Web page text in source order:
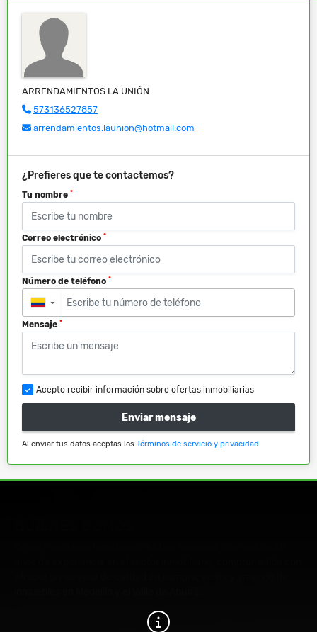
ARRENDAMIENTOS LA UNIÓN
573136527857
arrendamientos.launion@hotmail.com
¿Prefieres que te contactemos?
Tu nombre *
Correo electrónico *
Número de teléfono *
▼
Mensaje *
Acepto recibir información sobre ofertas inmobiliarias
Enviar mensaje
Al enviar tus datos aceptas los Términos de servicio y privacidad